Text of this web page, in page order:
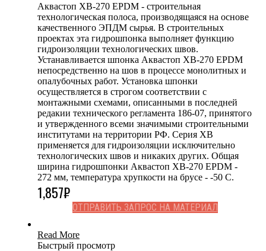
Аквастоп ХВ-270 EPDM - строительная
технологическая полоса, производящаяся на основе
качественного ЭПДМ сырья. В строительных
проектах эта гидрошпонка выполняет функцию
гидроизоляции технологических швов.
Устанавливается шпонка Аквастоп ХВ-270 EPDM
непосредственно на шов в процессе монолитных и
опалубочных работ. Установка шпонки
осуществляется в строгом соответствии с
монтажными схемами, описанными в последней
редакии технического регламента 186-07, принятого
и утвержденного всеми значимыми строительными
институтами на территории РФ. Серия ХВ
применяется для гидроизоляции исключительно
технологических швов и никаких других. Общая
ширина гидрошпонки Аквастоп ХВ-270 EPDM -
272 мм, температура хрупкости на брусе - -50 С.
1,857₽
ОТПРАВИТЬ ЗАПРОС НА МАТЕРИАЛ
Read More
Быстрый просмотр